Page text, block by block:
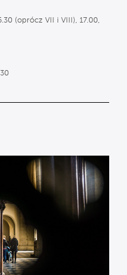
(oprócz VII i VIII), 17.00,